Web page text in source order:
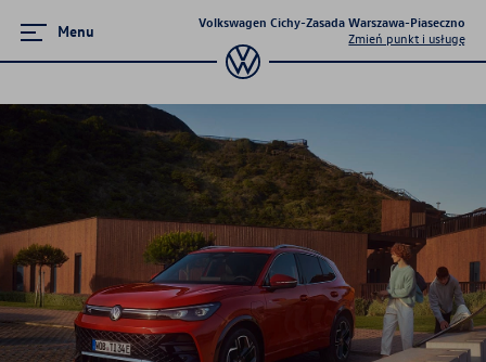
Menu
Volkswagen Cichy-Zasada Warszawa-Piaseczno
Zmień punkt i usługę
Akcesoria
Oryginalne akcesoria Volkswagen